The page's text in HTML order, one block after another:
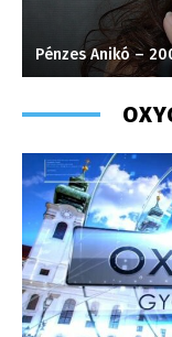
Pénzes Anikó –